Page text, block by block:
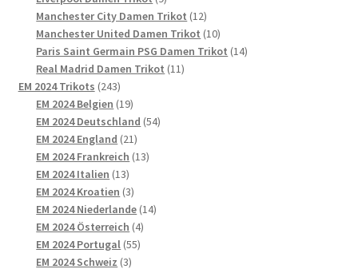
Produkte
Manchester City Damen Trikot 1212
Produkte
Manchester United Damen Trikot 1010
Produkte
Paris Saint Germain PSG Damen Trikot 1414
Real Madrid Damen Trikot 1111
EM 2024 Trikots 243243
Produkte
EM 2024 Belgien 1919
Produkte
EM 2024 Deutschland 5454
EM 2024 England 2121
Produkte
EM 2024 Frankreich 1313
EM 2024 Italien 1313
Produkte
EM 2024 Kroatien 33
Produkte
EM 2024 Niederlande 1414
EM 2024 Österreich 44
EM 2024 Portugal 5555
EM 2024 Schweiz 33